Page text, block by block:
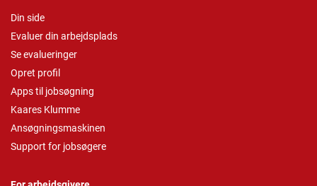
Din side
Evaluer din arbejdsplads
Se evalueringer
Opret profil
Apps til jobsøgning
Kaares Klumme
Ansøgningsmaskinen
Support for jobsøgere